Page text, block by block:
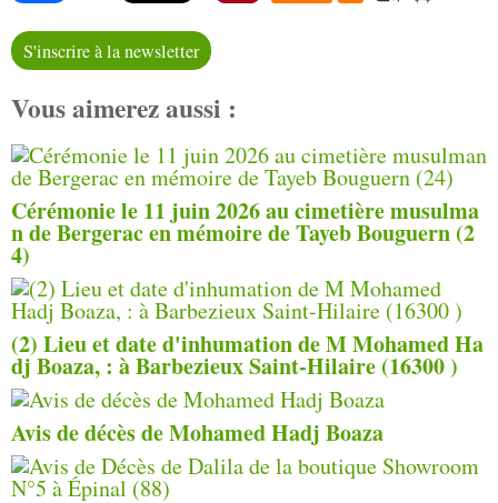
S'inscrire à la newsletter
Vous aimerez aussi :
Cérémonie le 11 juin 2026 au cimetière musulma
n de Bergerac en mémoire de Tayeb Bouguern (2
4)
(2) Lieu et date d'inhu­ma­tion de M Mohamed Ha
dj Boaza, : à Barbezieux Saint-Hilaire (16300 )
Avis de décès de Mohamed Hadj Boaza